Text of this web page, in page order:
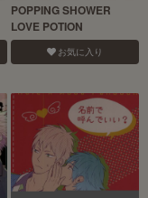
POPPING SHOWER
LOVE POTION
お気に入り